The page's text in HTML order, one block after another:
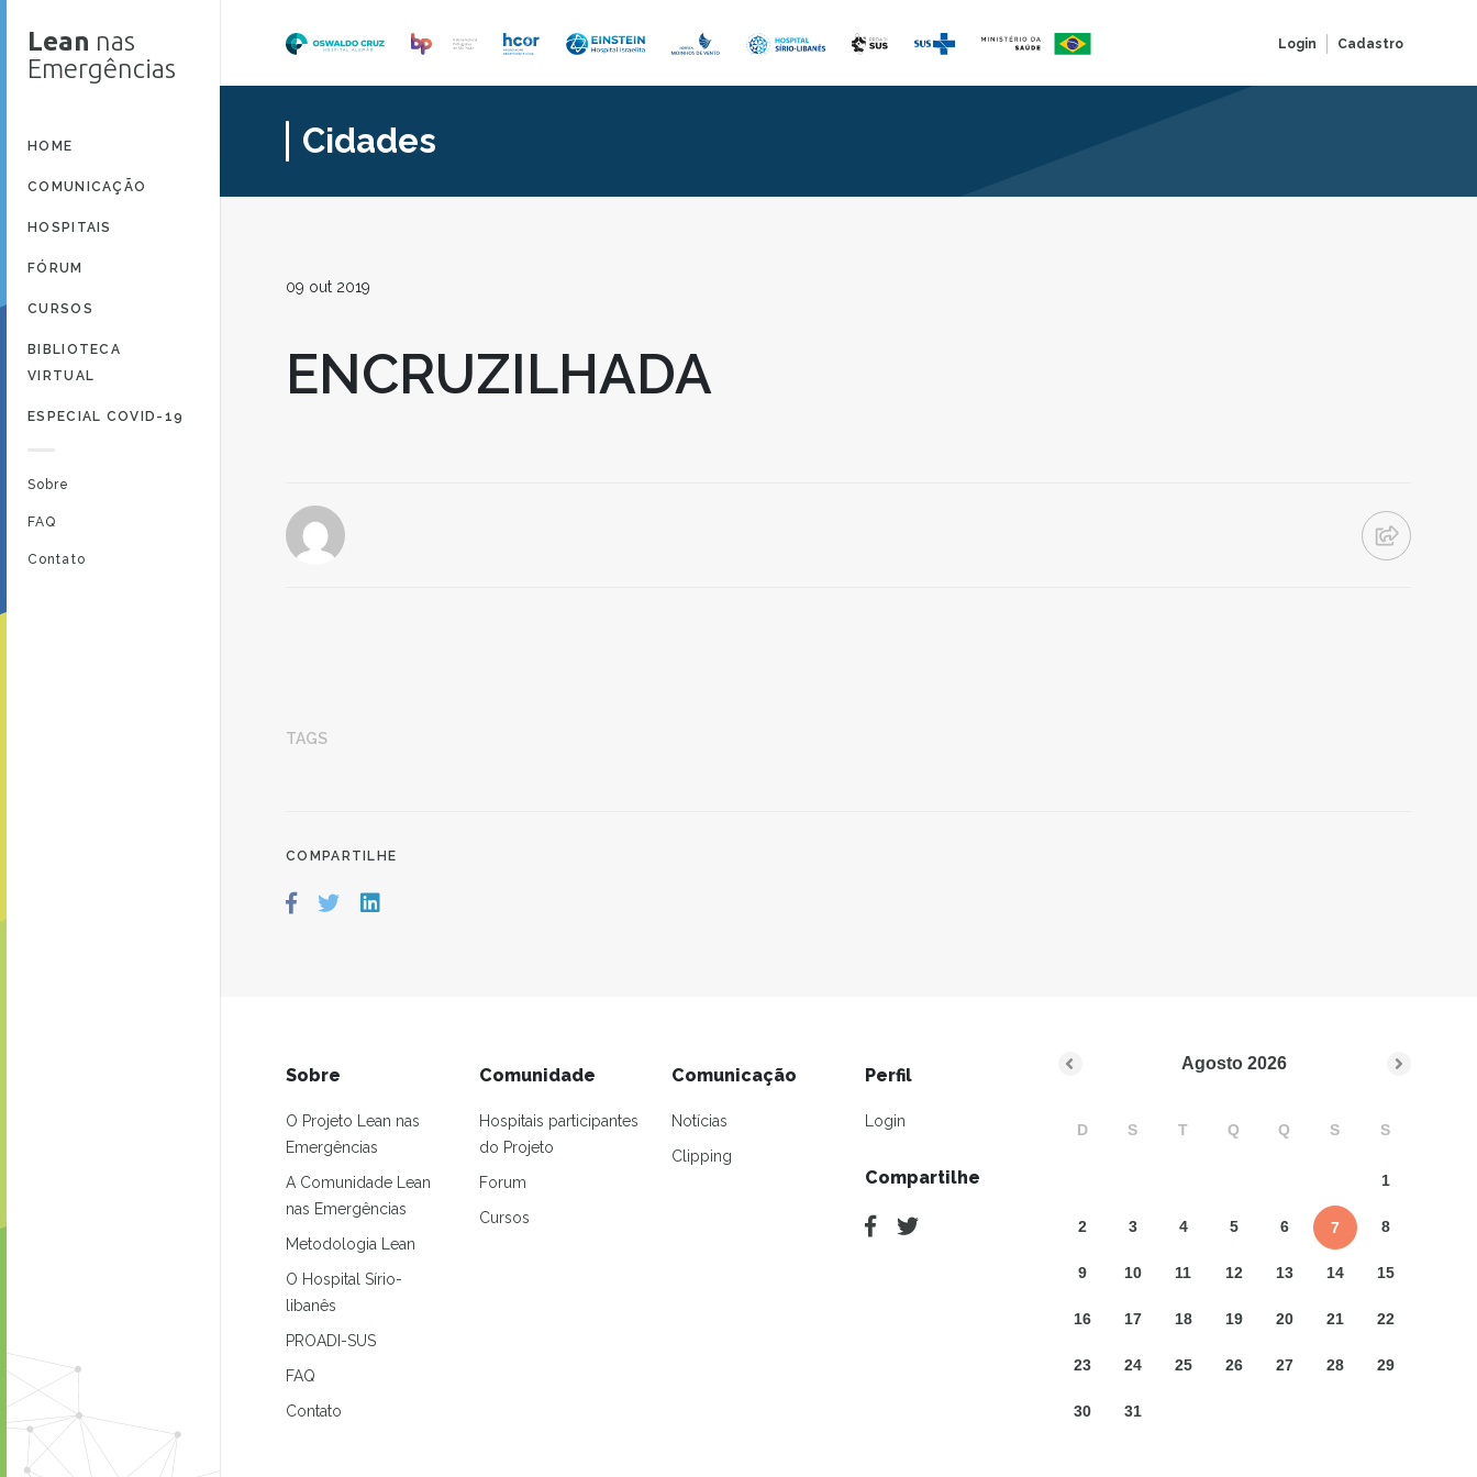
Login Cadastro
Lean nas
Emergências
HOME
COMUNICAÇÃO
HOSPITAIS
FÓRUM
CURSOS
BIBLIOTECA
VIRTUAL
ESPECIAL COVID-19
Sobre
FAQ
Contato
Cidades
09 out 2019
ENCRUZILHADA
TAGS
COMPARTILHE
Sobre
O Projeto Lean nas
Emergências
A Comunidade Lean
nas Emergências
Metodologia Lean
O Hospital Sírio-
libanês
PROADI-SUS
FAQ
Contato
Comunidade
Hospitais participantes
do Projeto
Forum
Cursos
Comunicação
Notícias
Clipping
Perfil
Login
Compartilhe
Agosto 2026
D S T Q Q S S
1
2 3 4 5 6 7 8
9 10 11 12 13 14 15
16 17 18 19 20 21 22
23 24 25 26 27 28 29
30 31